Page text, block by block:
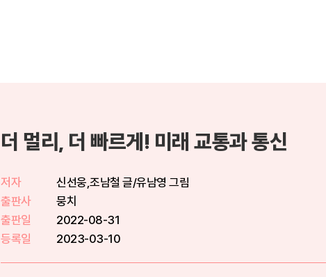
더 멀리, 더 빠르게! 미래 교통과 통신
저자
신선웅,조남철 글/유남영 그림
출판사
뭉치
출판일
2022-08-31
등록일
2023-03-10